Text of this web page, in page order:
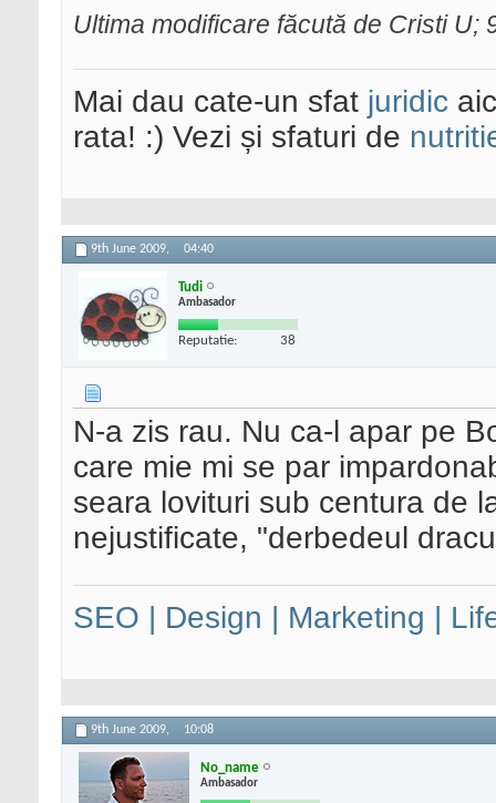
Ultima modificare făcută de Cristi U;
Mai dau cate-un sfat juridic
rata! :) Vezi și sfaturi de
9th June 2009, 04:40
Tudi
Ambasador
Reputatie: 38
N-a zis rau. Nu ca-l apar pe
care mie mi se par
seara lovituri sub centura de
nejustificate, "derbedeul
SEO | Design | Marketing |
9th June 2009, 10:08
No_name
Ambasador